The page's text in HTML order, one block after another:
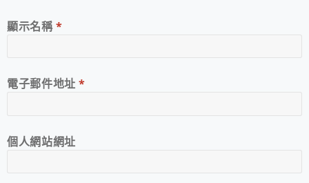
顯示名稱*
電子郵件地址*
個人網站網址